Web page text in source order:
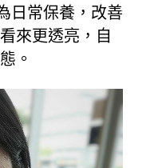
日常保養，改善
來更透亮，自
。